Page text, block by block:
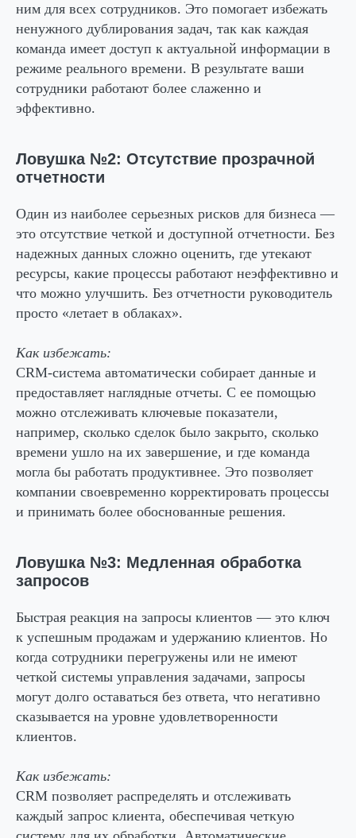
ним для всех сотрудников. Это помогает избежать
ненужного дублирования задач, так как каждая
команда имеет доступ к актуальной информации в
режиме реального времени. В результате ваши
сотрудники работают более слаженно и
эффективно.
Ловушка №2: Отсутствие прозрачной
отчетности
Один из наиболее серьезных рисков для бизнеса —
это отсутствие четкой и доступной отчетности. Без
надежных данных сложно оценить, где утекают
ресурсы, какие процессы работают неэффективно и
что можно улучшить. Без отчетности руководитель
просто «летает в облаках».
Как избежать:
CRM-система автоматически собирает данные и
предоставляет наглядные отчеты. С ее помощью
можно отслеживать ключевые показатели,
например, сколько сделок было закрыто, сколько
времени ушло на их завершение, и где команда
могла бы работать продуктивнее. Это позволяет
компании своевременно корректировать процессы
и принимать более обоснованные решения.
Ловушка №3: Медленная обработка
запросов
Быстрая реакция на запросы клиентов — это ключ
к успешным продажам и удержанию клиентов. Но
когда сотрудники перегружены или не имеют
четкой системы управления задачами, запросы
могут долго оставаться без ответа, что негативно
сказывается на уровне удовлетворенности
клиентов.
Как избежать:
CRM позволяет распределять и отслеживать
каждый запрос клиента, обеспечивая четкую